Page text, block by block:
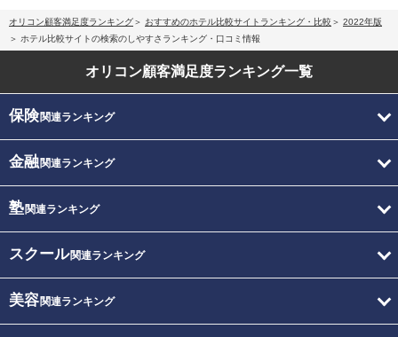
オリコン顧客満足度ランキング おすすめのホテル比較サイトランキング・比較
2022年版
ホテル比較サイトの検索のしやすさランキング・口コミ情報
オリコン顧客満足度ランキング一覧
保険関連ランキング
金融関連ランキング
塾関連ランキング
スクール関連ランキング
美容関連ランキング